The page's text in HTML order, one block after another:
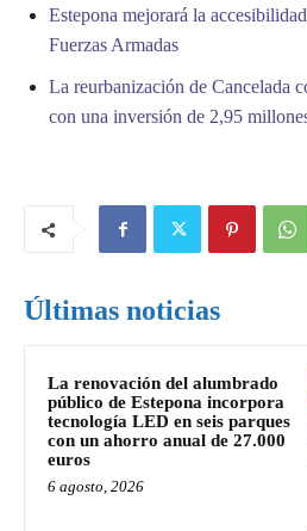
Estepona mejorará la
Fuerzas Armadas
La reurbanización de Cancelada
con una inversión de 2,95
Últimas noticias
La renovación del alumbrado
público de Estepona incorpora
tecnología LED en seis parques
con un ahorro anual de 27.000
euros
6 agosto, 2026